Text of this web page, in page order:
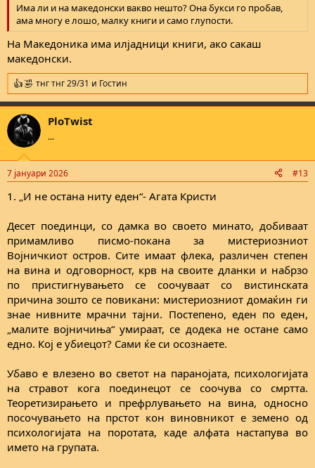
Има ли и на македонски вакво нешто? Она букси го пробав,
ама многу е лошо, малку книги и само глупости.
На Македоника има илјадници книги, ако сакаш
македонски.
R
e
a
c
t
i
n
s
тнг тнг 29/31 и Гостин
PloTwist
...
7 јануари 2026 #13
1. „И не остана ниту еден“- Агата Кристи
Десет поединци, со дамка во своето минато, добиваат
примамливо писмо-покана за мистериозниот
Војничкиот остров. Сите имаат флека, различен степен
на вина и одговорност, крв на своите дланки и набрзо
по пристигнувањето се соочуваат со вистинската
причина зошто се повикани: мистериозниот домаќин ги
знае нивните мрачни тајни. Постепено, еден по еден,
„малите војничиња“ умираат, се додека не остане само
едно. Кој е убиецот? Сами ќе си осознаете.
Убаво е влезено во светот на паранојата, психологијата
на стравот кога поединецот се соочува со смртта.
Теоретизирањето и префрлувањето на вина, односно
посочувањето на прстот кон виновникот е земено од
психологијата на поротата, каде алфата настапува во
името на групата.